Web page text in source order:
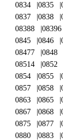
0834
0835
0837
0838
08388
08396
0845
0846
08477
0848
08514
0852
0854
0855
0857
0858
0863
0865
0867
0868
0875
0877
0880
0883